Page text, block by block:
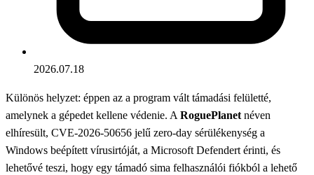
2026.07.18
Különös helyzet: éppen az a program vált támadási felületté,
amelynek a gépedet kellene védenie. ARoguePlanetnéven
elhíresült, CVE-2026-50656 jelű zero-day sérülékenység a
Windows beépített vírusirtóját, a Microsoft Defendert érinti, és
lehetővé teszi, hogy egy támadó sima felhasználói fiókból a lehető